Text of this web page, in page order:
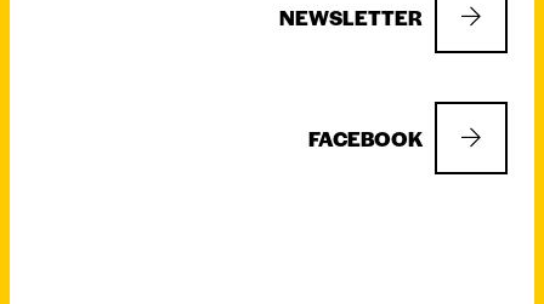
NEWSLETTER
FACEBOOK